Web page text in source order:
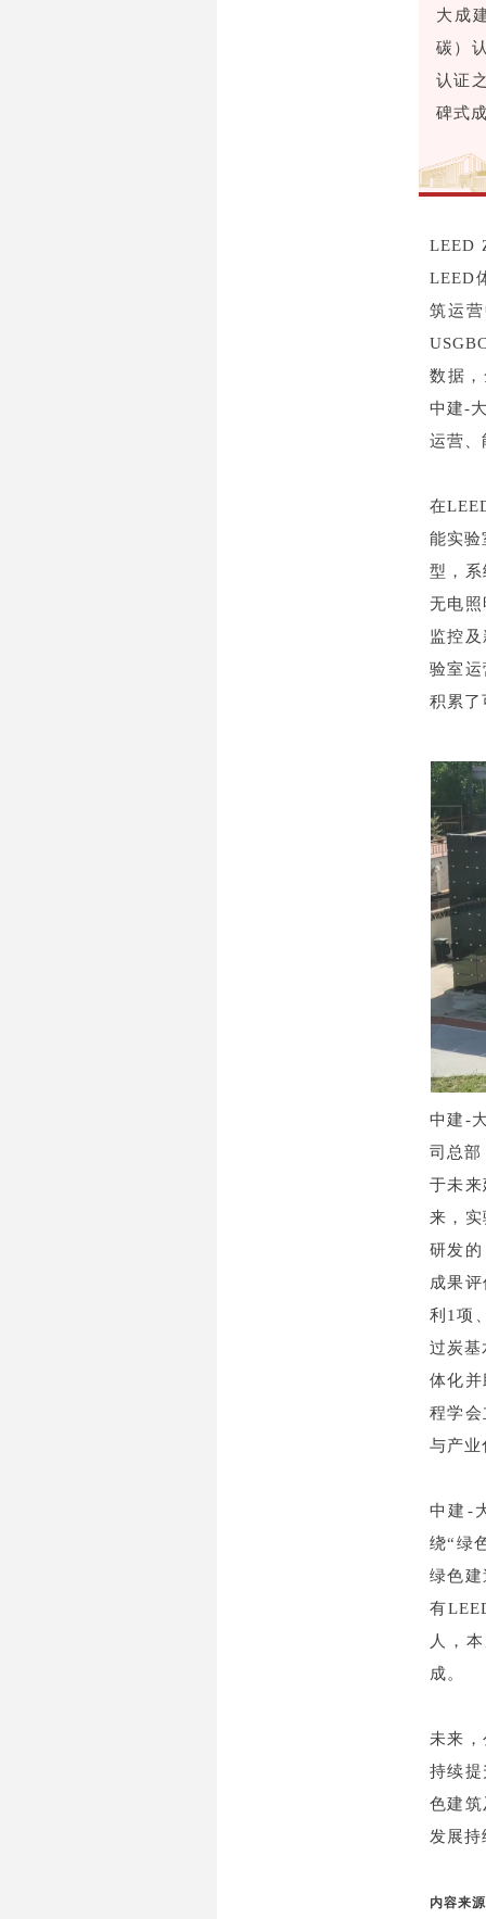
大成
碳）
认证
碑式
LEED
LEED
筑运
数据
中建-
运营、
在
能实验
型，
无电
监控
验室
积累了
中建-
司总部
于未
来，
研发
成果
利1项
过炭基
体化
程学
与产业
中建-
绕“绿
绿色
有
人，
成。
未来
持续
色建
发展持
内容来